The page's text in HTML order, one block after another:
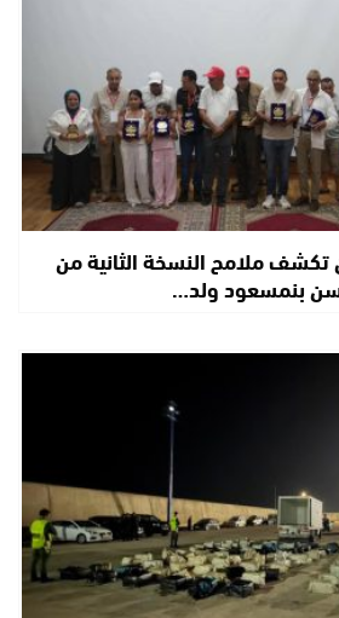
تكشف ملامح النسخة الثانية من
بنمسعود ولد…